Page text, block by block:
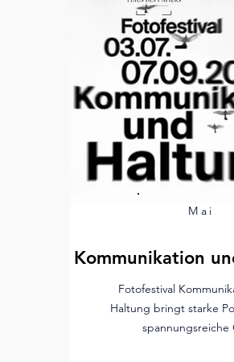
Mai
Kommunikation
Fotofestival
Haltung bringt starke
spannungsreiche